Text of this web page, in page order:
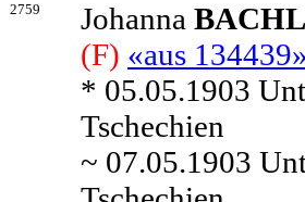
2759 Johanna BACHL
(F) «aus 134439»
* 05.05.1903
Tschechien
~ 07.05.1903